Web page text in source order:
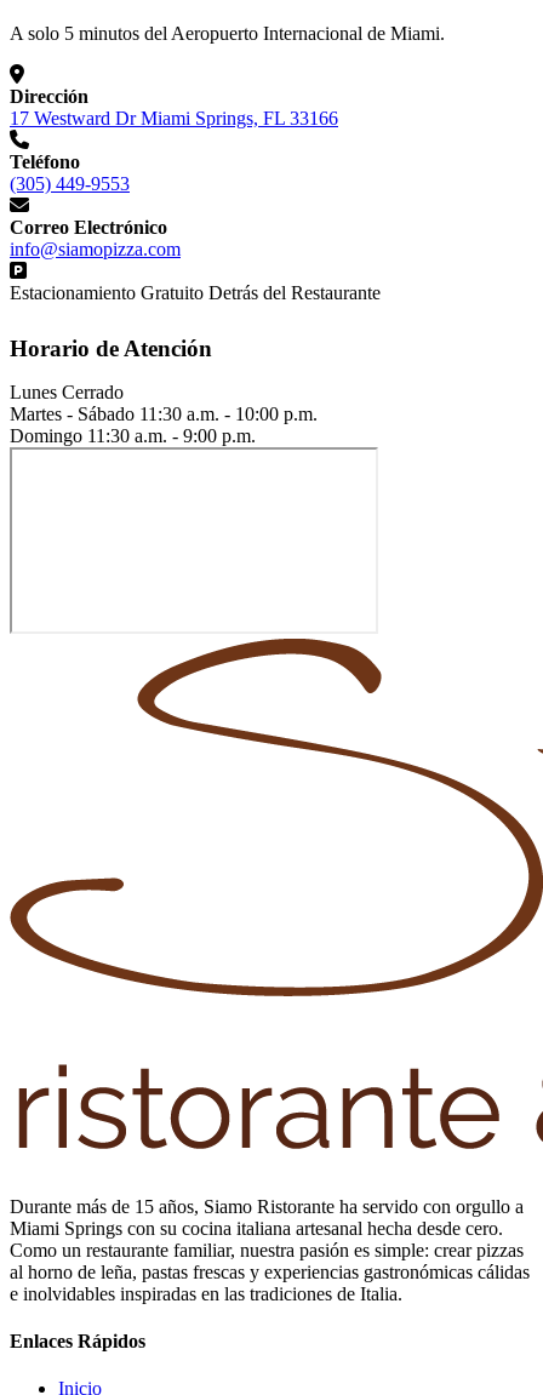
A solo 5 minutos del Aeropuerto Internacional de Miami.
Dirección
17 Westward Dr Miami Springs, FL 33166
Teléfono
(305) 449-9553
Correo Electrónico
info@siamopizza.com
Estacionamiento Gratuito Detrás del Restaurante
Horario de Atención
Lunes Cerrado
Martes - Sábado 11:30 a.m. - 10:00 p.m.
Domingo 11:30 a.m. - 9:00 p.m.
Durante más de 15 años, Siamo Ristorante ha servido con orgullo a
Miami Springs con su cocina italiana artesanal hecha desde cero.
Como un restaurante familiar, nuestra pasión es simple: crear pizzas
al horno de leña, pastas frescas y experiencias gastronómicas cálidas
e inolvidables inspiradas en las tradiciones de Italia.
Enlaces Rápidos
Inicio